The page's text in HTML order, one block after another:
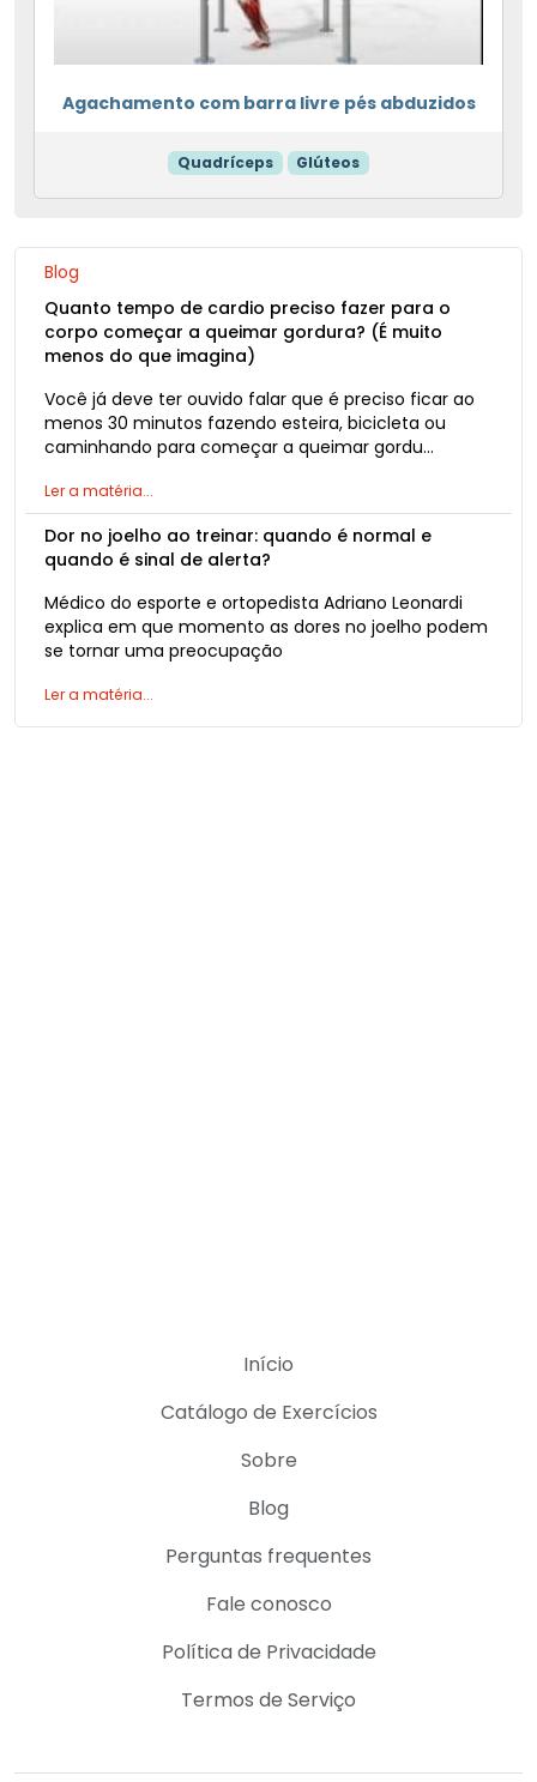
Agachamento com barra livre pés abduzidos
Quadríceps Glúteos
Blog
Quanto tempo de cardio preciso fazer para o
corpo começar a queimar gordura? (É muito
menos do que imagina)
Você já deve ter ouvido falar que é preciso ficar ao
menos 30 minutos fazendo esteira, bicicleta ou
caminhando para começar a queimar gordu…
Ler a matéria...
Dor no joelho ao treinar: quando é normal e
quando é sinal de alerta?
Médico do esporte e ortopedista Adriano Leonardi
explica em que momento as dores no joelho podem
se tornar uma preocupação
Ler a matéria...
Início
Catálogo de Exercícios
Sobre
Blog
Perguntas frequentes
Fale conosco
Política de Privacidade
Termos de Serviço